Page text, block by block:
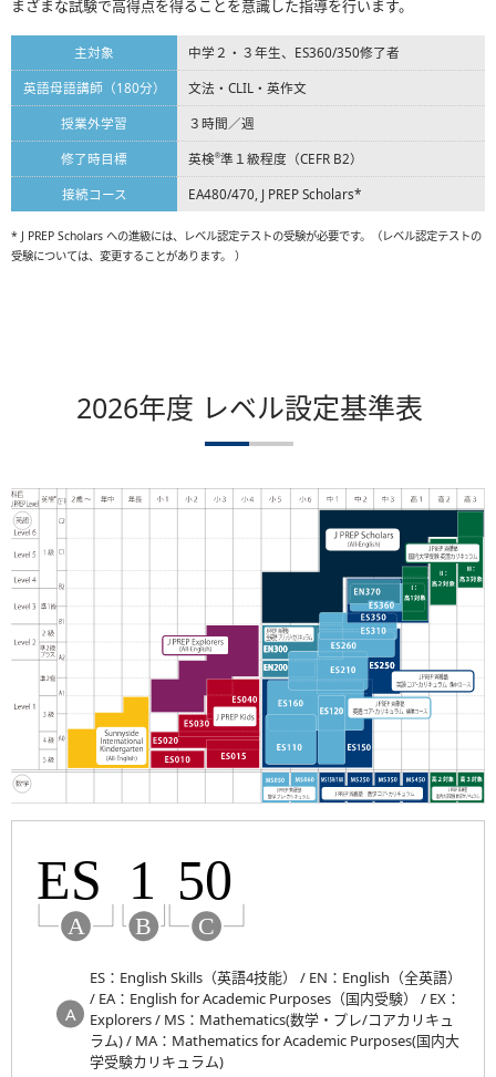
まざまな試験で高得点を得ることを意識した指導を行います。
主対象
中学２・３年生、ES360/350修了者
英語母語講師（180分）
文法・CLIL・英作文
授業外学習
３時間／週
修了時目標
英検®準１級程度（CEFR B2）
接続コース
EA480/470, J PREP Scholars*
* J PREP Scholars への進級には、レベル認定テストの受験が必要です。（レベル認定テストの
受験については、変更することがあります。 ）
2026年度 レベル設定基準表
ES：English Skills（英語4技能） / EN：English（全英語）
/ EA：English for Academic Purposes（国内受験） / EX：
Explorers / MS：Mathematics(数学・プレ/コアカリキュ
ラム) / MA：Mathematics for Academic Purposes(国内大
学受験カリキュラム)